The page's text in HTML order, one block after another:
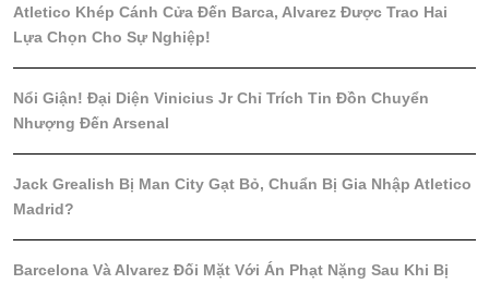
Atletico Khép Cánh Cửa Đến Barca, Alvarez Được Trao Hai
Lựa Chọn Cho Sự Nghiệp!
Nổi Giận! Đại Diện Vinicius Jr Chỉ Trích Tin Đồn Chuyển
Nhượng Đến Arsenal
Jack Grealish Bị Man City Gạt Bỏ, Chuẩn Bị Gia Nhập Atletico
Madrid?
Barcelona Và Alvarez Đối Mặt Với Án Phạt Nặng Sau Khi Bị